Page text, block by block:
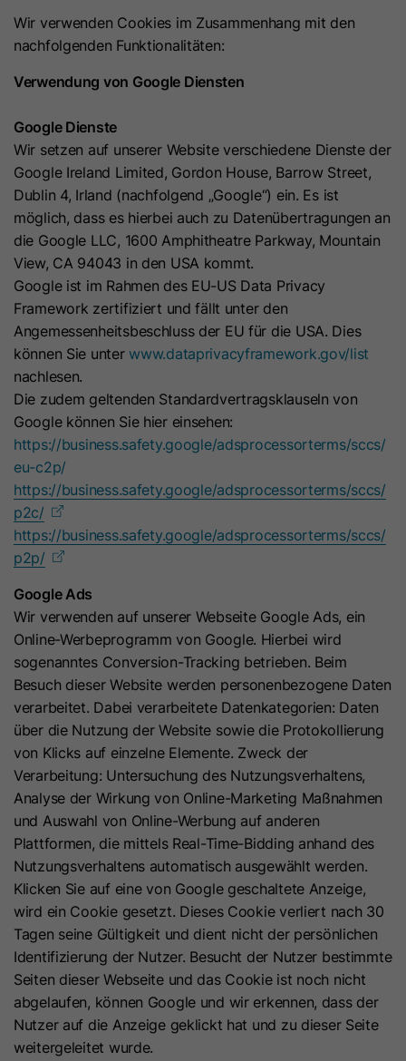
Wir verwenden Cookies im Zusammenhang mit den
nachfolgenden Funktionalitäten:
Verwendung von Google Diensten
Google Dienste
Wir setzen auf unserer Website verschiedene Dienste der
Google Ireland Limited, Gordon House, Barrow Street,
Dublin 4, Irland (nachfolgend „Google“) ein. Es ist
möglich, dass es hierbei auch zu Datenübertragungen an
die Google LLC, 1600 Amphitheatre Parkway, Mountain
View, CA 94043 in den USA kommt.
Google ist im Rahmen des EU-US Data Privacy
Framework zertifiziert und fällt unter den
Angemessenheitsbeschluss der EU für die USA. Dies
können Sie unterwww.dataprivacyframework.gov/list
nachlesen.
Die zudem geltenden Standardvertragsklauseln von
Google können Sie hier einsehen:
https://business.safety.google/adsprocessorterms/sccs/
eu-c2p/
https://business.safety.google/adsprocessorterms/sccs/
p2c/
https://business.safety.google/adsprocessorterms/sccs/
p2p/
Google Ads
Wir verwenden auf unserer Webseite Google Ads, ein
Online-Werbeprogramm von Google. Hierbei wird
sogenanntes Conversion-Tracking betrieben. Beim
Besuch dieser Website werden personenbezogene Daten
verarbeitet. Dabei verarbeitete Datenkategorien: Daten
über die Nutzung der Website sowie die Protokollierung
von Klicks auf einzelne Elemente. Zweck der
Verarbeitung: Untersuchung des Nutzungsverhaltens,
Analyse der Wirkung von Online-Marketing Maßnahmen
und Auswahl von Online-Werbung auf anderen
Plattformen, die mittels Real-Time-Bidding anhand des
Nutzungsverhaltens automatisch ausgewählt werden.
Klicken Sie auf eine von Google geschaltete Anzeige,
wird ein Cookie gesetzt. Dieses Cookie verliert nach 30
Tagen seine Gültigkeit und dient nicht der persönlichen
Identifizierung der Nutzer. Besucht der Nutzer bestimmte
Seiten dieser Webseite und das Cookie ist noch nicht
abgelaufen, können Google und wir erkennen, dass der
Nutzer auf die Anzeige geklickt hat und zu dieser Seite
weitergeleitet wurde.
Name bcookie
Zweck
Dieses Cookie zur Browser-Kennung
dient der eindeutigen Identifizierung
von Geräten, die auf LinkedIn
zugreifen, um einen Missbrauch der
Plattform zu erkennen, sowie zu
Diagnosezwecken.
Name bscookie
Anbieter
Laufzeit 1 Jahr
Zweck
Dieses Cookie merkt sich, dass ein
Faktor-Authentifizierung verifiziert
Anbieter LinkedIn
Laufzeit Session
Zweck
Dieses Cookie wird zum Schutz vor
CSRF (Cross Site Request Forgery)
und zur Validierung von URL-
Signaturen verwendet.
Name lang
Anbieter LinkedIn
Laufzeit Session
Zweck
Dieses Cookie speichert die
Spracheinstellung eines Benutzers und
sorgt dafür, dass LinkedIn.com in der
Sprache angezeigt wird, die der
Benutzer in seinen Einstellungen
Zweck
Mit diesem Cookie wird ermittelt
und gespeichert, ob das Chat-
Widget bei künftigen Besuchen
einen neuen Chat startet, und
zurückgesetzt, um das Widget nach
30 Minuten Inaktivität wieder zu
schließen. Es enthält den booleschen
Wert Wahr, falls vorhanden.
Name
hs-messages-hide-welcome-
message
Anbieter HubSpot
Laufzeit 1 Tag
Zweck
Dieses Cookie sorgt dafür, dass die
Schließen einen Tag lang nicht
den booleschen Wert Wahr oder
Name __hsmem
Anbieter HubSpot
Laufzeit 1 Jahr
Zweck
Dieses Cookie wird gesetzt, wenn
Besucher sich bei einer von HubSpot
gehosteten Website anmelden. Es
enthält verschlüsselte Daten, die den
Mitgliedschaftsbenutzer
identifizieren, wenn er gerade
angemeldet ist.
Name hs-membershem-csrf
Anbieter HubSpot
Laufzeit Es läuft am Ende der Sitzung ab